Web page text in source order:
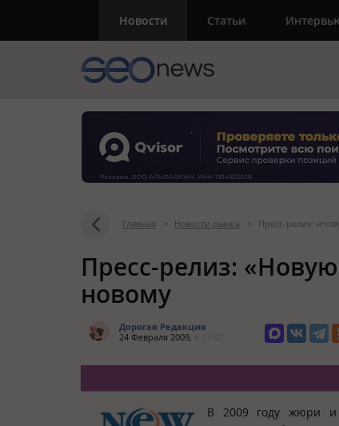
Новости Статьи
Главная > Новости рынка > Пресс-релиз:
Пресс-релиз:
новому
Дорогая Редакция
24 Февраля 2009,
В 2009 году жюри и